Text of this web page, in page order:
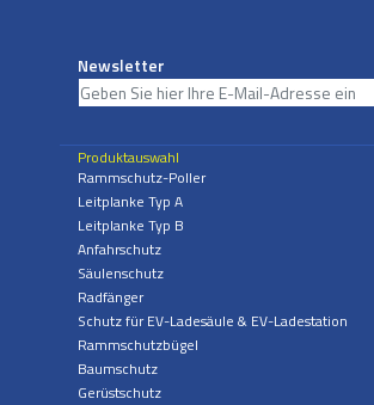
Newsletter
Produktauswahl
Rammschutz-Poller
Leitplanke Typ A
Leitplanke Typ B
Anfahrschutz
Säulenschutz
Radfänger
Schutz für EV-Ladesäule & EV-Ladestation
Rammschutzbügel
Baumschutz
Gerüstschutz